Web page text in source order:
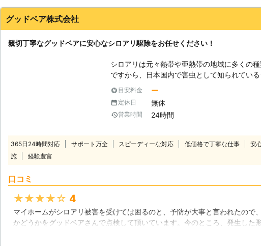
長野県 長野市 2016年12月27日
グッドベア株式会社
親切丁寧なグッドベアに安心なシロアリ駆除をお任せください！
シロアリは元々熱帯や亜熱帯の地域に多くの種
ですから、日本国内で害虫として知られてい
い地域に生息が集中していると見られていま
各地の気温が高くなっているためか、シロア
言われています。住まいの中で床が軋む妙な
見かけたら、シロアリが侵入しているサイン
豊富なスタッフが徹底したシロアリ駆除でお
します。 【様々なシロアリに対応いたします】 住まいを食い荒らすシロア
適切な調査とシロアリ駆除を行い、再発生の不
を提供させていただきます。
目安料金 ー
定休日 無休
営業時間 24時間
365日24時間対応 サポート万全 スピーディーな対応 低価格で丁寧な仕事 安
施
経験豊富
口コミ
★★★★★ 4
マイホームがシロアリ被害を受けては困るのと、予防が大事と言われたので
かどうかをグッドベアさんで点検して頂いています。今のところ、発生した
で、その保証がもらえるだけで安心できます。スタッフの方もとても親切で